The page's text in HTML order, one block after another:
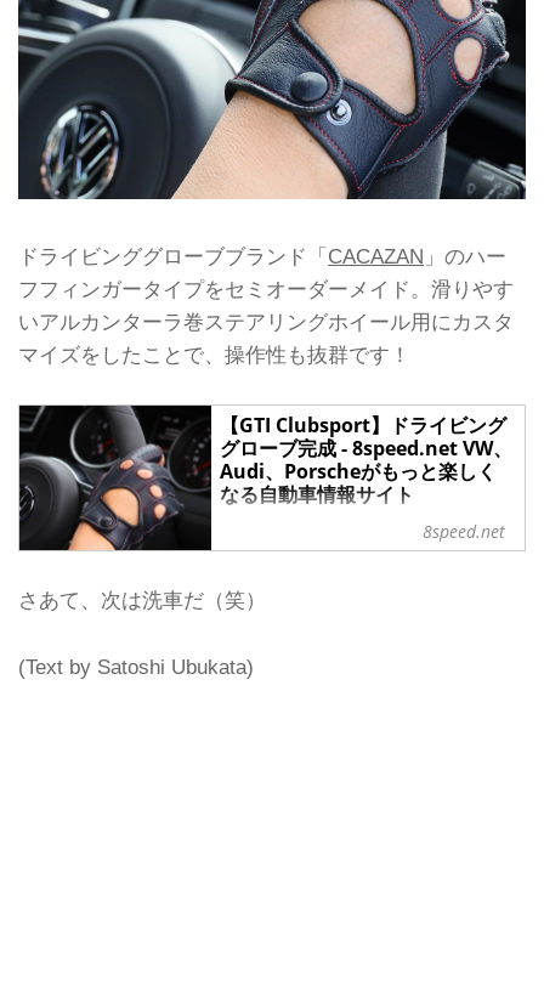
ドライビンググローブブランド「 CACAZAN 」のハー
フフィンガータイプをセミオーダーメイド。滑りやす
いアルカンターラ巻ステアリングホイール用にカスタ
マイズをしたことで、操作性も抜群です！
【GTI Clubsport】ドライビング
グローブ完成 - 8speed.net VW、
Audi、Porscheがもっと楽しく
なる自動車情報サイト
以前、「LE GARAGE」 で、ドライビ
ンググローブブランド「CACAZAN」
ときに注文したドライビンググローブ
ルを快適に使うにはドライビンググロ
8speed.net
さあて、次は洗車だ（笑）
(Text by Satoshi Ubukata)